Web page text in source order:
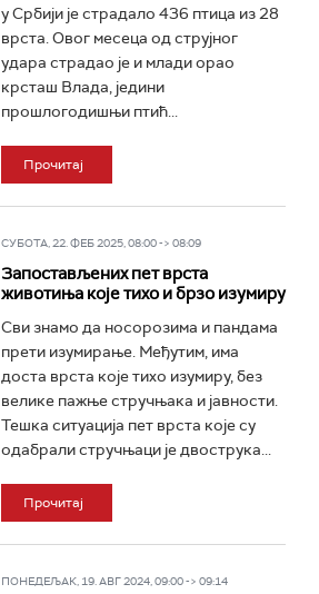
у Србији је страдало 436 птица из 28
врста. Овог месеца од струјног
удара страдао је и млади орао
крсташ Влада, једини
прошлогодишњи птић...
Прочитај
СУБОТА, 22. ФЕБ 2025, 08:00 -> 08:09
Запостављених пет врста
животиња које тихо и брзо изумиру
Сви знамо да носорозима и пандама
прети изумирање. Међутим, има
доста врста које тихо изумиру, без
велике пажње стручњака и јавности.
Тешка ситуација пет врста које су
одабрали стручњаци је двострука...
Прочитај
ПОНЕДЕЉАК, 19. АВГ 2024, 09:00 -> 09:14